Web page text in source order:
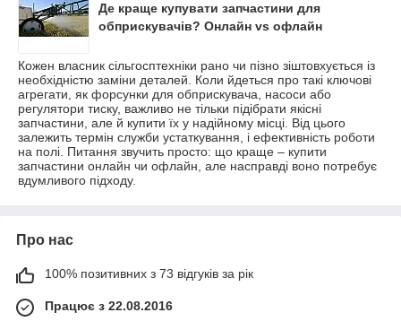
Де краще купувати запчастини для
обприскувачів? Онлайн vs офлайн
Кожен власник сільгосптехніки рано чи пізно зіштовхується із
необхідністю заміни деталей. Коли йдеться про такі ключові
агрегати, як форсунки для обприскувача, насоси або
регулятори тиску, важливо не тільки підібрати якісні
запчастини, але й купити їх у надійному місці. Від цього
залежить термін служби устаткування, і ефективність роботи
на полі. Питання звучить просто: що краще – купити
запчастини онлайн чи офлайн, але насправді воно потребує
вдумливого підходу.
Про нас
100% позитивних з 73 відгуків за рік
Працює з 22.08.2016